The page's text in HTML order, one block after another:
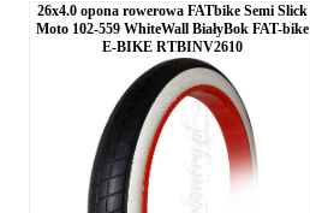
26x4.0 opona rowerowa FATbike Semi Slick
Moto 102-559 WhiteWall BiałyBok FAT-bike
E-BIKE RTBINV2610